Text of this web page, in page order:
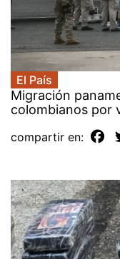
El País
Migración
colombianos por
compartir en: